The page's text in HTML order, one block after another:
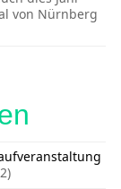
von Nürnberg